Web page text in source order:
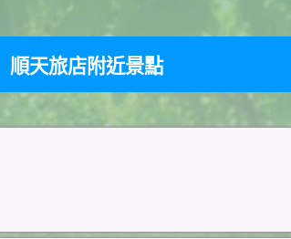
順天旅店附近景點